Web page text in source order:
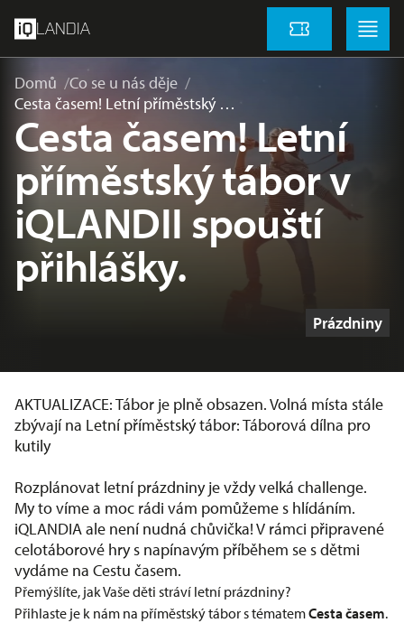
LANDIA Vstupenky
Menu
Domů
Co se u nás děje
Cesta časem! Letní příměstský …
Cesta časem! Letní
příměstský tábor v
iQLANDII spouští
přihlášky.
Štítky
Prázdniny
AKTUALIZACE: Tábor je plně obsazen. Volná místa stále
zbývají na Letní příměstský tábor: Táborová dílna pro
kutily
Rozplánovat letní prázdniny je vždy velká challenge.
My to víme a moc rádi vám pomůžeme s hlídáním.
iQLANDIA ale není nudná chůvička! V rámci připravené
celotáborové hry s napínavým příběhem se s dětmi
vydáme na Cestu časem.
Přemýšlíte, jak Vaše děti stráví letní prázdniny?
Přihlaste je k nám na příměstský tábor s tématemCesta časem.